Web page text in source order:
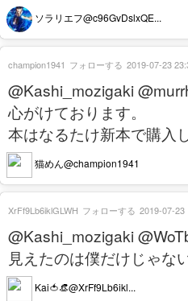
ソラリエフ@c96GvDslxQE...
@Kashi_mozigaki
心がけております。
本はなるたけ新本で購入
猫めん@champion1941
champion1941 フォローする 2019-07-23
@Kashi_mozigaki
見えたのは僕だけじゃな
Kai🍅👒@XrFf9Lb6ikl...
XrFf9Lb6iklGLWH フォローする 2019-07-23